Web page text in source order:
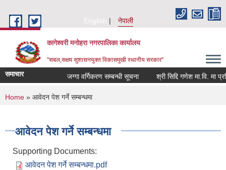
English
नेपाली
कागेश्वरी मनोहरा नगरपालिका कार्यालय
"सबल,सक्षम सुशासनयुक्त विकासमुखी स्थानीय सरकार"
समाचार जग्गा वर्गिकरण सम्बन्धी सूचना श्री सिद्दि गणेश मा.वि. मा
You are here
Home » आवेदन पेश गर्ने सम्बन्धमा
आवेदन पेश गर्ने सम्बन्धमा
Supporting Documents:
आवेदन पेश गर्ने सम्बन्धमा.pdf